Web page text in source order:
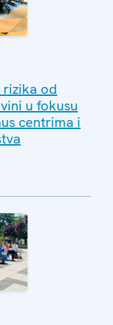
rizika od
u fokusu
centrima i